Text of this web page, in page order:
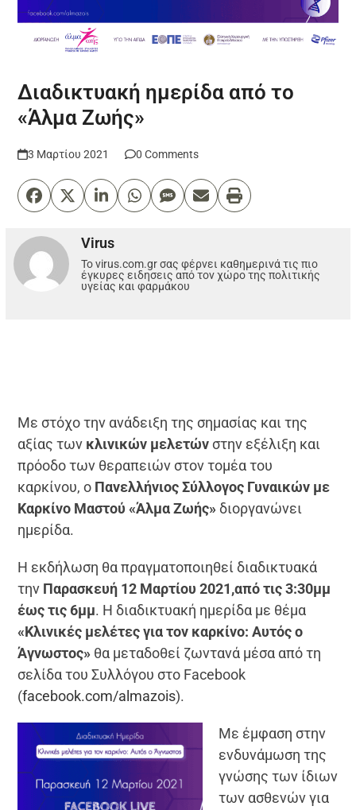
Διαδικτυακή ημερίδα από το
«Άλμα Ζωής»
3 Μαρτίου 2021 0 Comments
Virus
Το virus.com.gr σας φέρνει καθημερινά τις πιο
έγκυρες ειδησεις από τον χώρο της πολιτικής
υγείας και φαρμάκου
Με στόχο την ανάδειξη της σημασίας και της
αξίας των κλινικών μελετών στην εξέλιξη και
πρόοδο των θεραπειών στον τομέα του
καρκίνου, ο Πανελλήνιος Σύλλογος Γυναικών με
Καρκίνο Μαστού «Άλμα Ζωής» διοργανώνει
ημερίδα.
Η εκδήλωση θα πραγματοποιηθεί διαδικτυακά
την Παρασκευή 12 Μαρτίου 2021,από τις 3:30μμ
έως τις 6μμ. Η διαδικτυακή ημερίδα με θέμα
«Κλινικές μελέτες για τον καρκίνο: Αυτός ο
Άγνωστος» θα μεταδοθεί ζωντανά μέσα από τη
σελίδα του Συλλόγου στο Facebook
(facebook.com/almazois).
Με έμφαση στην
ενδυνάμωση της
γνώσης των ίδιων
των ασθενών για